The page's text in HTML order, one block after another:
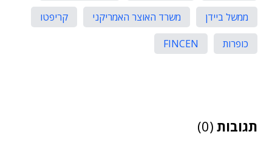
ממשל ביידן
משרד האוצר האמריקני
קריפטו
כופרות
FINCEN
תגובות (0)